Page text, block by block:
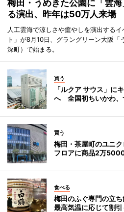
梅田・うめきた公園に「雲
る演出、昨年は50万人来場
人工雲海で涼しさや癒やしを演出する
ト」が8月10日、グラングリーン大阪
深町）で始まる。
買う
「ルクア サウス」に
へ 全国初ちいかわ、
買う
梅田・茶屋町のユニ
フロアに商品2万
食べる
梅田のふぐ専門の立
最高気温に応じて割引